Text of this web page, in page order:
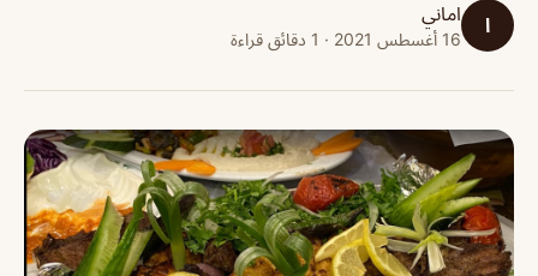
ا اماني
16 أغسطس 2021 · 1 دقائق قراءة